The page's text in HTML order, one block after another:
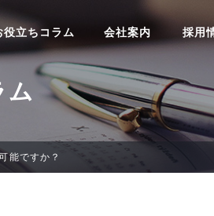
役立ちコラム 会社案内 採用
ム
能ですか？